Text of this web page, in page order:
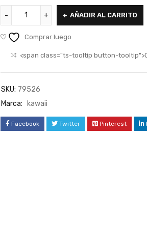
AÑADIR AL CARRITO
Comprar luego
<span class="ts-tooltip button-
SKU: 79526
Marca:
kawaii
Facebook Twitter Pinterest